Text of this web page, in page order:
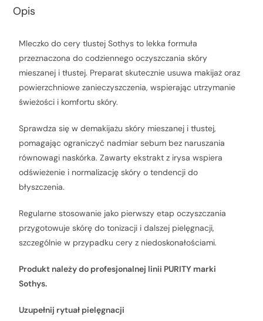
Opis
Mleczko do cery tlustej Sothys to lekka formuła
przeznaczona do codziennego oczyszczania skóry
mieszanej i tłustej. Preparat skutecznie usuwa makijaż oraz
powierzchniowe zanieczyszczenia, wspierając utrzymanie
świeżości i komfortu skóry.
Sprawdza się w demakijażu skóry mieszanej i tłustej,
pomagając ograniczyć nadmiar sebum bez naruszania
równowagi naskórka. Zawarty ekstrakt z irysa wspiera
odświeżenie i normalizację skóry o tendencji do
błyszczenia.
Regularne stosowanie jako pierwszy etap oczyszczania
przygotowuje skórę do tonizacji i dalszej pielęgnacji,
szczególnie w przypadku cery z niedoskonałościami.
Produkt należy do profesjonalnej linii PURITY marki
Sothys.
Uzupełnij rytuał pielęgnacji